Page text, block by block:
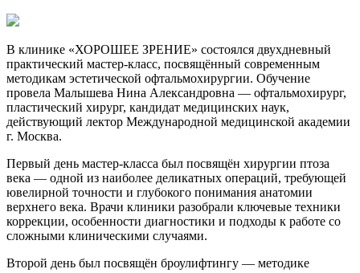
В клинике «ХОРОШЕЕ ЗРЕНИЕ» состоялся двухдневный
практический мастер-класс, посвящённый современным
методикам эстетической офтальмохирургии. Обучение
провела Малышева Нина Александровна — офтальмохирург,
пластический хирург, кандидат медицинских наук,
действующий лектор Международной медицинской академии
г. Москва.
Первый день мастер-класса был посвящён хирургии птоза
века — одной из наиболее деликатных операций, требующей
ювелирной точности и глубокого понимания анатомии
верхнего века. Врачи клиники разобрали ключевые техники
коррекции, особенности диагностики и подходы к работе со
сложными клиническими случаями.
Второй день был посвящён броулифтингу — методике